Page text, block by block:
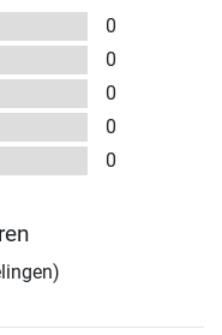
0
0
0
0
0